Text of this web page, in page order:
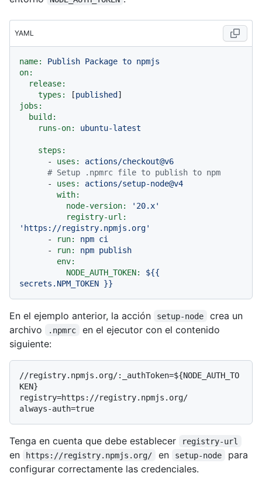
YAML
name: Publish Package to npmjs
on:
release:
types:
[published
jobs:
build:
runs-on:
ubuntu-latest
steps:
-
uses:
actions/checkout@v6
# Setup .npmrc file to publish to npm
-
uses:
actions/setup-node@v4
with:
node-version:
'20.x'
registry-url:
'https://registry.npmjs.org'
-
run: npm ci
-
run: npm publish
env:
NODE_AUTH_TOKEN:
${{
secrets.NPM_TOKEN }}
En el ejemplo anterior, la acción setup-node
crea un
archivo
.npmrc
en el ejecutor con el contenido
siguiente:
//registry.npmjs.org/:_authToken=${NODE_AUTH_TO
KEN}
registry=https://registry.npmjs.org/
Tenga en cuenta que debe establecer registry-url
en https://registry.npmjs.org/ en setup-node
para
configurar correctamente las credenciales.